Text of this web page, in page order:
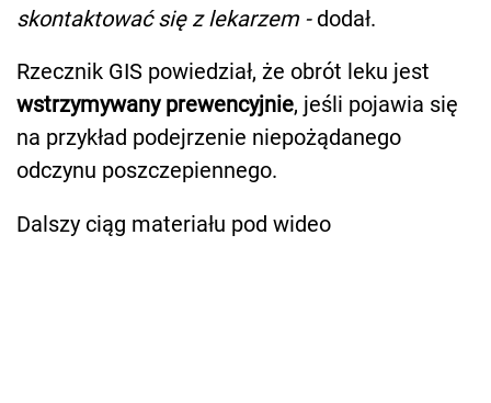
skontaktować się z lekarzem - dodał.
Rzecznik GIS powiedział, że obrót leku jest
wstrzymywany prewencyjnie, jeśli pojawia się
na przykład podejrzenie niepożądanego
odczynu poszczepiennego.
Dalszy ciąg materiału pod wideo